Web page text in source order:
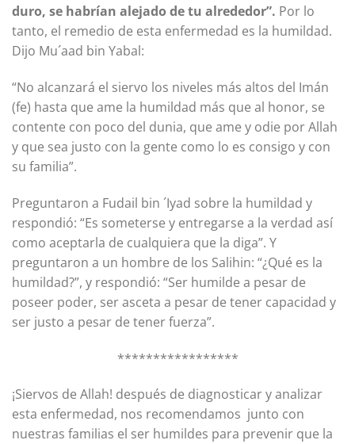
duro, se habrían alejado de tu alrededor”. Por lo
tanto, el remedio de esta enfermedad es la humildad.
Dijo Mu´aad bin Yabal:
“No alcanzará el siervo los niveles más altos del Imán
(fe) hasta que ame la humildad más que al honor, se
contente con poco del dunia, que ame y odie por Allah
y que sea justo con la gente como lo es consigo y con
su familia”.
Preguntaron a Fudail bin ´Iyad sobre la humildad y
respondió: “Es someterse y entregarse a la verdad así
como aceptarla de cualquiera que la diga”. Y
preguntaron a un hombre de los Salihin: “¿Qué es la
humildad?”, y respondió: “Ser humilde a pesar de
poseer poder, ser asceta a pesar de tener capacidad y
ser justo a pesar de tener fuerza”.
*****************
¡Siervos de Allah! después de diagnosticar y analizar
esta enfermedad, nos recomendamos junto con
nuestras familias el ser humildes para prevenir que la